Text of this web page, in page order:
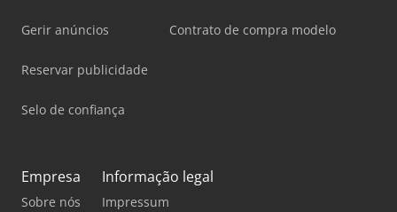
Gerir anúncios
Reservar publicidade
Selo de confiança
Contrato de compra modelo
Empresa
Sobre nós
Informação legal
Impressum